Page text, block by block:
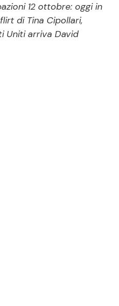
Reality e Talent
Soap Opera
12 ottobre: oggi in
di Tina Cipollari,
Uniti arriva David